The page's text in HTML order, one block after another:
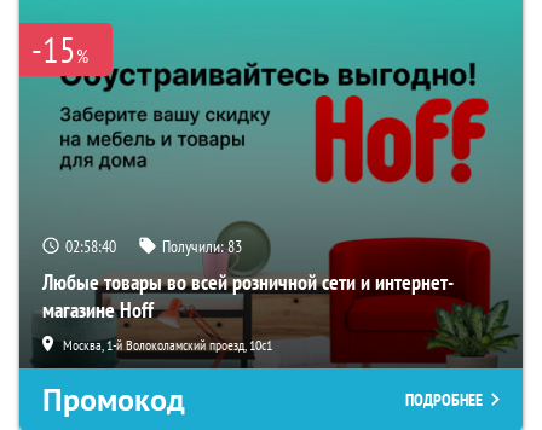
-15%
02:58:39 Получили:83
Любые товары во всей розничной сети и интернет-
магазине Hoff
Москва, 1-й Волоколамский проезд, 10с1
Промокод ПОДРОБНЕЕ